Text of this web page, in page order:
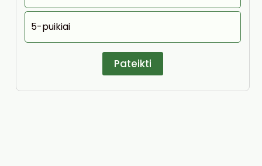
5-puikiai